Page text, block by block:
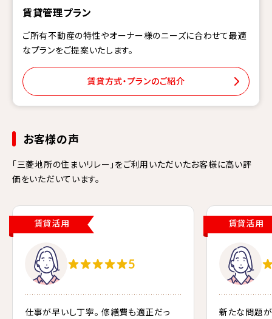
賃貸管理プラン
ご所有不動産の特性やオーナー様のニーズに合わせて最適
なプランをご提案いたします。
賃貸方式・プランのご紹介
お客様の声
「三菱地所の住まいリレー」をご利用いただいたお客様に高い評
価をいただいています。
賃貸活用
5
仕事が早いし丁寧。 修繕費も適正だっ
賃貸活用
新たな問題